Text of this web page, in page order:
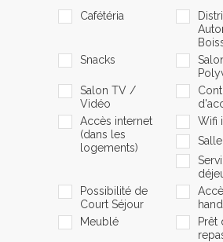
Cafétéria
Snacks
Salon TV /
Vidéo
Accès internet
(dans les
logements)
Wifi
Possibilité de
Court Séjour
Meublé
Prêt